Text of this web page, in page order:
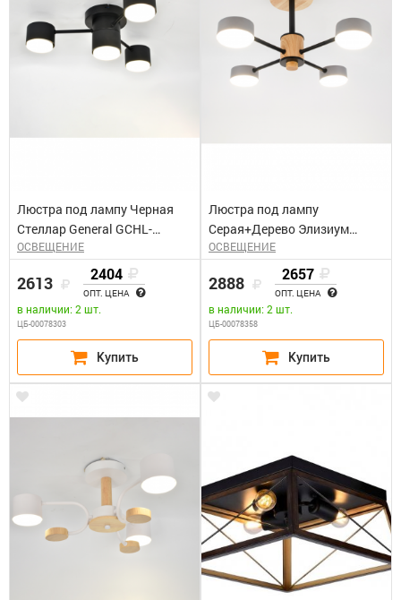
Люстра под лампу Черная
Стеллар General GCHL-
4GX53-M
ОСВЕЩЕНИЕ
2613 2404
ОПТ. ЦЕНА
в наличии: 2 шт.
ЦБ-00078303
Люстра под лампу
Серая+Дерево Элизиум
General GCHL-4GX53-M
ОСВЕЩЕНИЕ
2888 2657
ОПТ. ЦЕНА
в наличии: 2 шт.
ЦБ-00078358